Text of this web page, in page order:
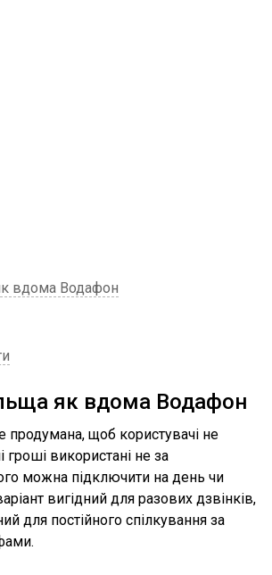
вдома Водафон
як вдома Водафон
продумана, щоб користувачі не
гроші використані не за
можна підключити на день чи
вигідний для разових дзвінків,
для постійного спілкування за